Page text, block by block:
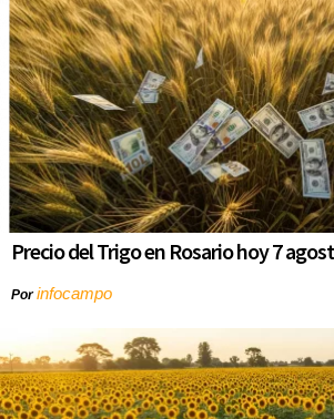
Precio del Trigo en Rosario hoy 7
Porinfocampo